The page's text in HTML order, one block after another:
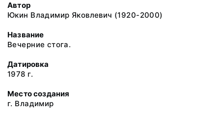
Автор
Юкин Владимир Яковлевич (1920-2000)
Название
Вечерние стога.
Датировка
1978 г.
Место создания
г. Владимир